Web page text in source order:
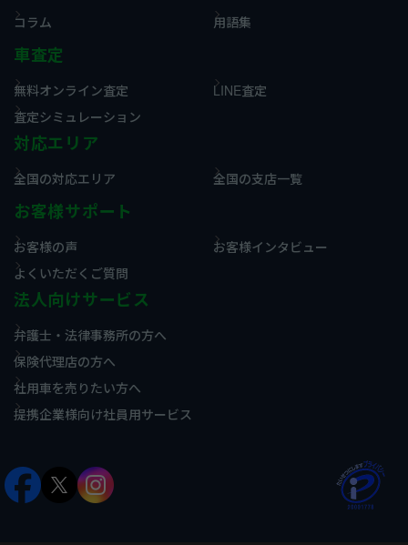
コラム 用語集
車査定
無料オンライン査定
LINE査定
査定シミュレーション
対応エリア
全国の対応エリア 全国の支店一覧
お客様サポート
お客様の声
お客様インタビュー
よくいただくご質問
法人向けサービス
弁護士・法律事務所の方へ
保険代理店の方へ
社用車を売りたい方へ
提携企業様向け社員用サービス